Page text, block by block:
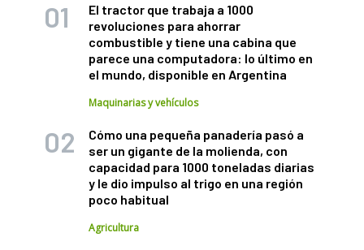
El tractor que trabaja a 1000
revoluciones para ahorrar
combustible y tiene una cabina que
parece una computadora: lo último en
el mundo, disponible en Argentina
Maquinarias y vehículos
Cómo una pequeña panadería pasó a
ser un gigante de la molienda, con
capacidad para 1000 toneladas diarias
y le dio impulso al trigo en una región
poco habitual
Agricultura